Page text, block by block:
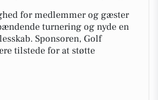
for medlemmer og gæster
turnering og nyde en
Sponsoren, Golf
tilstede for at støtte